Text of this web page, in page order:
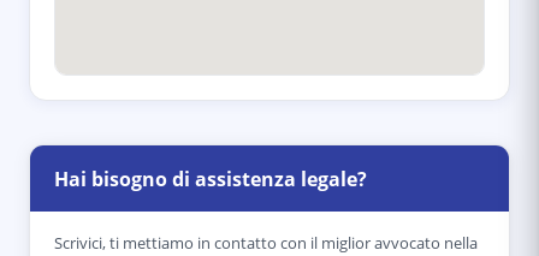
Hai bisogno di assistenza legale?
Scrivici, ti mettiamo in contatto con il miglior avvocato nella